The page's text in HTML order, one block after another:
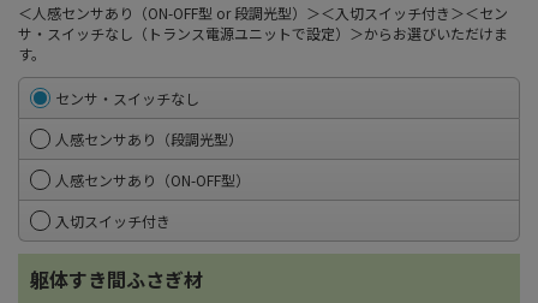
＜人感センサあり（ON-OFF型 or 段調光型）＞＜入切スイッチ付き＞＜セン
サ・スイッチなし（トランス電源ユニットで設定）＞からお選びいただけま
す。
センサ・スイッチなし
人感センサあり（段調光型）
人感センサあり（ON-OFF型）
入切スイッチ付き
躯体すき間ふさぎ材